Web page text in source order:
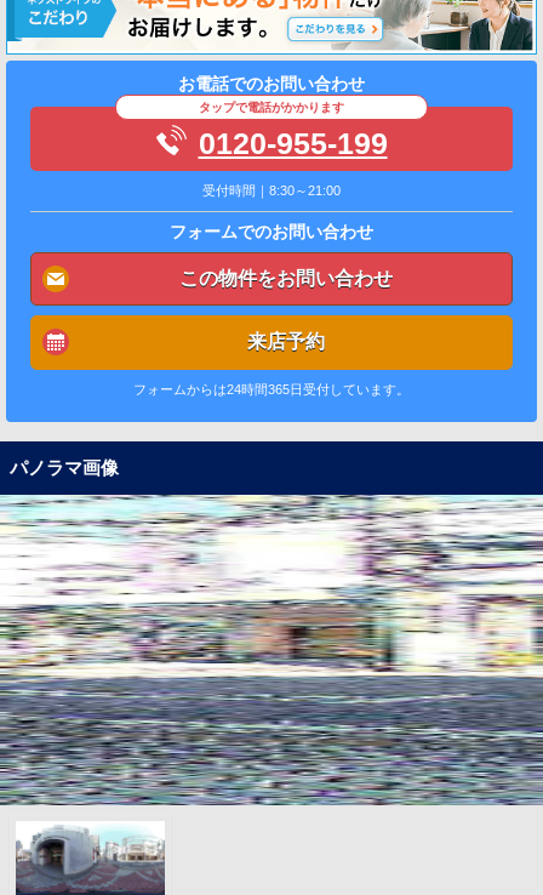
お電話でのお問い合わせ
タップで電話がかかります
0120-955-199
受付時間｜8:30～21:00
フォームでのお問い合わせ
この物件をお問い合わせ
来店予約
フォームからは24時間365日受付しています。
パノラマ画像